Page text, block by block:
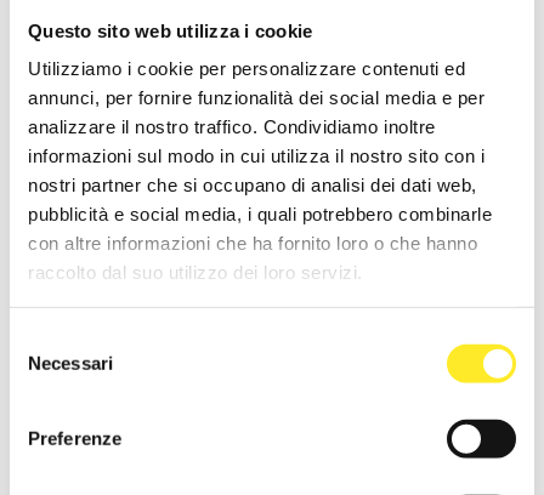
Questo sito web utilizza i cookie
Utilizziamo i cookie per personalizzare contenuti ed
annunci, per fornire funzionalità dei social media e per
analizzare il nostro traffico. Condividiamo inoltre
informazioni sul modo in cui utilizza il nostro sito con i
nostri partner che si occupano di analisi dei dati web,
pubblicità e social media, i quali potrebbero combinarle
con altre informazioni che ha fornito loro o che hanno
raccolto dal suo utilizzo dei loro servizi.
delNecessari
Preferenze